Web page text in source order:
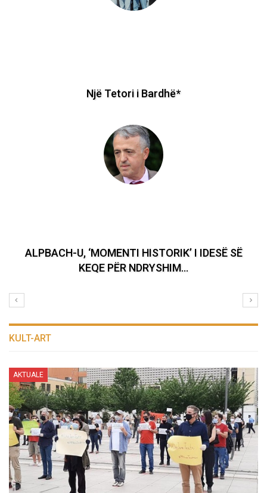
Die Welt: “Garë e re armatimi në Ballkan”
Kryeministri Johnson shkakton revoltë në
Britaninë e Madhe
KULT-ART
AKTUALE